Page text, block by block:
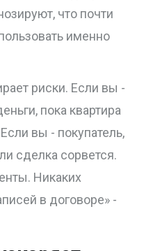
что почти
именно
риски. Если вы -
пока квартира
вы - покупатель,
сделка сорвется.
Никаких
в договоре» -